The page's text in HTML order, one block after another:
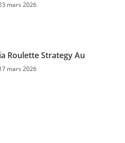
mars 2026
Roulette Strategy Au
mars 2026